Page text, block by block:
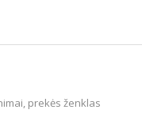
, prekės ženklas